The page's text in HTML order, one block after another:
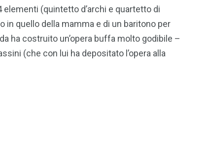
elementi (quintetto d’archi e quartetto di
in quello della mamma e di un baritono per
ha costruito un’opera buffa molto godibile –
(che con lui ha depositato l’opera alla